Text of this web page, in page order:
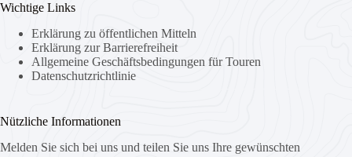
Wichtige Links
Erklärung zu öffentlichen Mitteln
Erklärung zur Barrierefreiheit
Allgemeine Geschäftsbedingungen für Touren
Datenschutzrichtlinie
Nützliche Informationen
Melden Sie sich bei uns und teilen Sie uns Ihre gewünschten